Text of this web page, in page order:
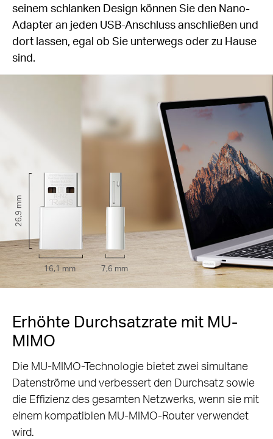
seinem schlanken Design können Sie den Nano-
Adapter an jeden USB-Anschluss anschließen und
dort lassen, egal ob Sie unterwegs oder zu Hause
sind.
26,9 mm
16,1 mm 7,6 mm
Erhöhte Durchsatzrate mit MU-
MIMO
Die MU-MIMO-Technologie bietet zwei simultane
Datenströme und verbessert den Durchsatz sowie
die Effizienz des gesamten Netzwerks, wenn sie mit
einem kompatiblen MU-MIMO-Router verwendet
wird.